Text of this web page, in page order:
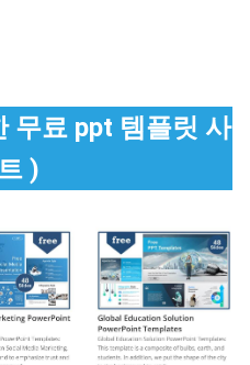
무료 ppt 템플릿 사
)